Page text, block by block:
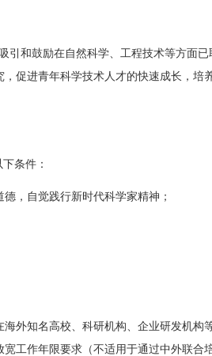
引和鼓励在自然科学、工程技术等方面
促进青年科学技术人才的快速成长，
条件：
，自觉践行新时代科学家精神；
海外知名高校、科研机构、企业研发机
工作年限要求（不适用于通过中外联合